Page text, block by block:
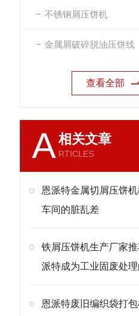
不锈钢屑压饼机
金属屑破碎脱油压饼线
查看全部
A相关文章
RTICLES
恩派特金属切屑压饼
车间的脏乱差
铁屑压饼机生产厂家
派特成为工业固废处
恩派特废旧编织袋打